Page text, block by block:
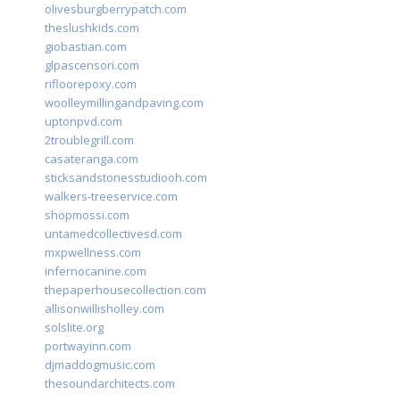
olivesburgberrypatch.com
theslushkids.com
giobastian.com
glpascensori.com
rifloorepoxy.com
woolleymillingandpaving.com
uptonpvd.com
2troublegrill.com
casateranga.com
sticksandstonesstudiooh.com
walkers-treeservice.com
shopmossi.com
untamedcollectivesd.com
mxpwellness.com
infernocanine.com
thepaperhousecollection.com
allisonwillisholley.com
solslite.org
portwayinn.com
djmaddogmusic.com
thesoundarchitects.com